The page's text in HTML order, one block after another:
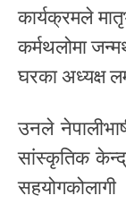
कार्यक्रमले
कर्मथलोमा
घरका अध्यक्ष
उनले
सांस्कृतिक